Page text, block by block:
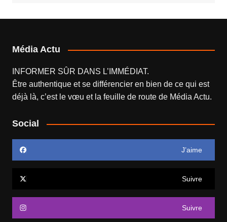
Média Actu
INFORMER SÛR DANS L’IMMÉDIAT.
Être authentique et se différencier en bien de ce qui est
déjà là, c’est le vœu et la feuille de route de Média Actu.
Social
J’aime
Suivre
Suivre